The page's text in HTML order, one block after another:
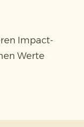
Impact-
Werte